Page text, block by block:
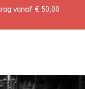
vanaf € 50,00